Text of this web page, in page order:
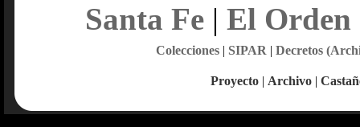
Santa Fe| El Orden
Colecciones| SIPAR | Decretos
Proyecto | Archivo |